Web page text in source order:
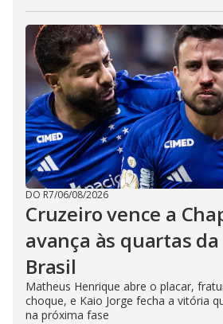
DO R7/06/08/2026
Cruzeiro vence a
avança às quartas da
Brasil
Matheus Henrique abre o placar,
choque, e Kaio Jorge fecha a vitória
na próxima fase